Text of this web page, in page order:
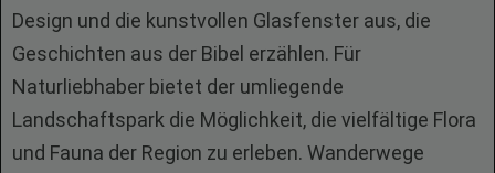
Design und die kunstvollen Glasfenster aus, die
Geschichten aus der Bibel erzählen. Für
Naturliebhaber bietet der umliegende
Landschaftspark die Möglichkeit, die vielfältige Flora
und Fauna der Region zu erleben. Wanderwege